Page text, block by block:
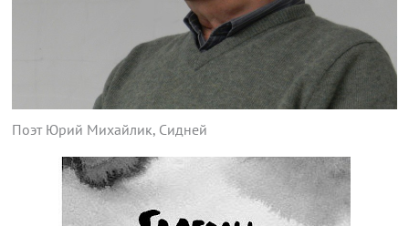
Поэт Юрий Михайлик, Сидней